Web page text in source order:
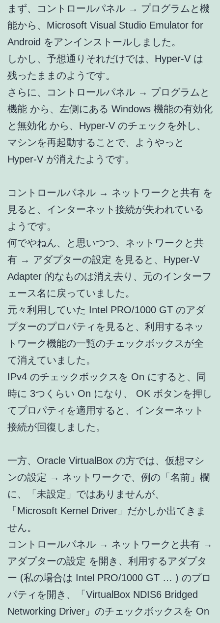
まず、コントロールパネル → プログラムと機
能から、Microsoft Visual Studio Emulator for
Android をアンインストールしました。
しかし、予想通りそれだけでは、Hyper-V は
残ったままのようです。
さらに、コントロールパネル → プログラムと
機能 から、左側にある Windows 機能の有効化
と無効化 から、Hyper-V のチェックを外し、
マシンを再起動することで、ようやっと
Hyper-V が消えたようです。
コントロールパネル → ネットワークと共有 を
見ると、インターネット接続が失われている
ようです。
何でやねん、と思いつつ、ネットワークと共
有 → アダプターの設定 を見ると、Hyper-V
Adapter 的なものは消え去り、元のインターフ
ェース名に戻っていました。
元々利用していた Intel PRO/1000 GT のアダ
プターのプロパティを見ると、利用するネッ
トワーク機能の一覧のチェックボックスが全
て消えていました。
IPv4 のチェックボックスを On にすると、同
時に 3つくらい On になり、 OK ボタンを押し
てプロパティを適用すると、インターネット
接続が回復しました。
一方、Oracle VirtualBox の方では、仮想マシ
ンの設定 → ネットワークで、例の「名前」欄
に、「未設定」ではありませんが、
「Microsoft Kernel Driver」だかしか出てきま
せん。
コントロールパネル → ネットワークと共有 →
アダプターの設定 を開き、利用するアダプタ
ー (私の場合は Intel PRO/1000 GT … ) のプロ
パティを開き、「VirtualBox NDIS6 Bridged
Networking Driver」のチェックボックスを On